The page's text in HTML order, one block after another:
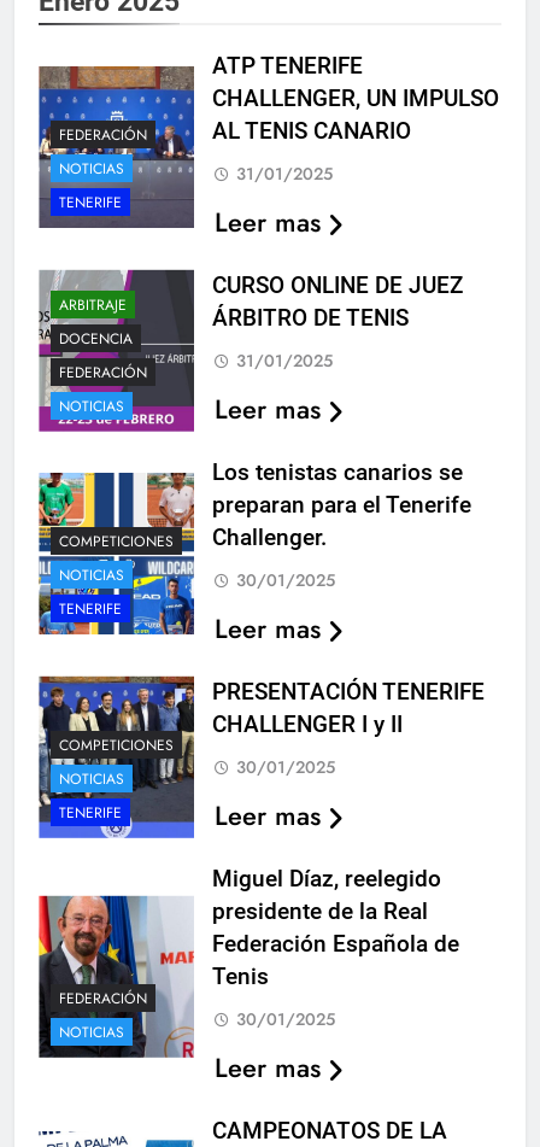
FEDERACIÓN
NOTICIAS
TENERIFE
ATP TENERIFE
CHALLENGER, UN IMPULSO
AL TENIS CANARIO
31/01/2025
Leer mas
ARBITRAJE
DOCENCIA
FEDERACIÓN
NOTICIAS
CURSO ONLINE DE JUEZ
ÁRBITRO DE TENIS
31/01/2025
Leer mas
COMPETICIONES
NOTICIAS
TENERIFE
Los tenistas canarios se
preparan para el Tenerife
Challenger.
30/01/2025
Leer mas
COMPETICIONES
NOTICIAS
TENERIFE
PRESENTACIÓN TENERIFE
CHALLENGER I y II
30/01/2025
Leer mas
FEDERACIÓN
NOTICIAS
Miguel Díaz, reelegido
presidente de la Real
Federación Española de
Tenis
30/01/2025
Leer mas
CAMPEONATOS DE LA